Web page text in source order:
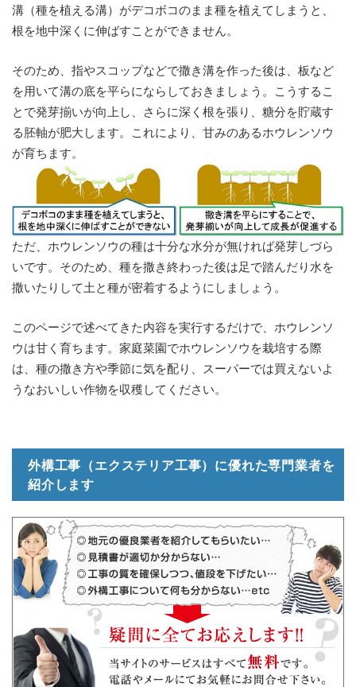
溝（種を植える溝）がデコボコのまま種を植えてしまうと、
根を地中深くに伸ばすことができません。
そのため、指やスコップなどで撒き溝を作った後は、板など
を用いて溝の底を平らにならしておきましょう。こうするこ
とで発芽揃いが向上し、さらに深く根を張り、糖分を貯蔵す
る胚軸が肥大します。これにより、甘みのあるホウレンソウ
が育ちます。
ただ、ホウレンソウの種は十分な水分が無ければ発芽しづら
いです。そのため、種を撒き終わった後は足で踏んだり水を
撒いたりして土と種が密着するようにしましょう。
このページで述べてきた内容を実行するだけで、ホウレンソ
ウは甘く育ちます。家庭菜園でホウレンソウを栽培する際
は、種の撒き方や季節に気を配り、スーパーでは買えないよ
うなおいしい作物を収穫してください。
外構工事（エクステリア工事）に優れた専門業者を
紹介します